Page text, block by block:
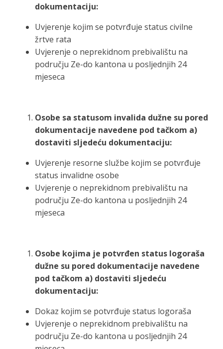
dokumentaciju:
Uvjerenje kojim se potvrđuje status civilne
žrtve rata
Uvjerenje o neprekidnom prebivalištu na
području Ze-do kantona u posljednjih 24
mjeseca
Osobe sa statusom invalida dužne su pored
dokumentacije navedene pod tačkom a)
dostaviti sljedeću dokumentaciju:
Uvjerenje resorne službe kojim se potvrđuje
status invalidne osobe
Uvjerenje o neprekidnom prebivalištu na
području Ze-do kantona u posljednjih 24
mjeseca
Osobe kojima je potvrđen status logoraša
dužne su pored dokumentacije navedene
pod tačkom a) dostaviti sljedeću
dokumentaciju:
Dokaz kojim se potvrđuje status logoraša
Uvjerenje o neprekidnom prebivalištu na
području Ze-do kantona u posljednjih 24